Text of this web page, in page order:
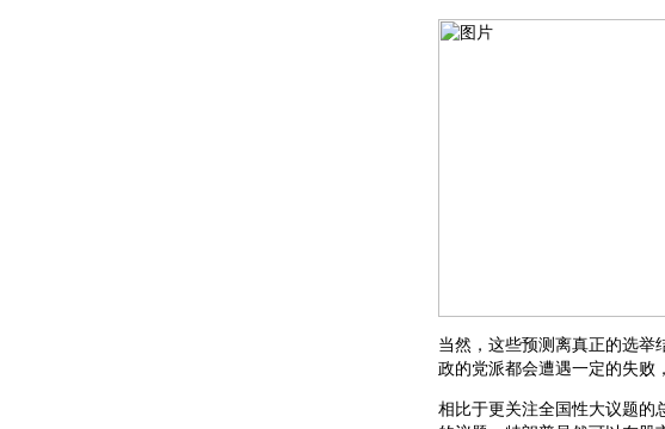
当然，这些预测离真正的选举
政的党派都会遭遇一定的失败
相比于更关注全国性大议题的